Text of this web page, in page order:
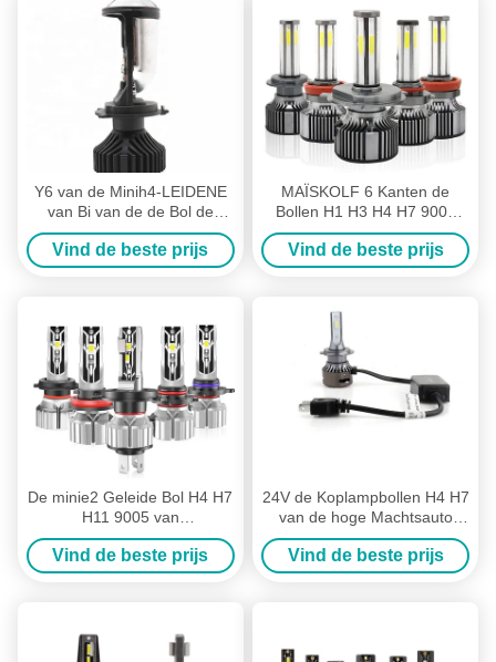
Y6 van de Minih4-LEIDENE
van Bi van de de Bol de
Autoverlichting Autokoplamp
Lens van de het
Systeemprojector
Vind de beste prijs
MAÏSKOLF 6 Kanten de
Bollen H1 H3 H4 H7 9005
9006 van de 360 Graad
LEIDENE Autokoplampen
van N6
Vind de beste prijs
De minie2 Geleide Bol H4 H7
H11 9005 van
Autokoplampen 9006 Auto
Hoofdlamp Lichte Plug en
Play
Vind de beste prijs
24V de Koplampbollen H4 H7
van de hoge Machtsauto
9006 Canbus de
Vrachtwagentoebehoren van
H11 9005
Vind de beste prijs